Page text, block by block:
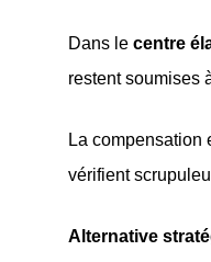
Dans le centre
restent soumises
La compensation
vérifient
Alternative